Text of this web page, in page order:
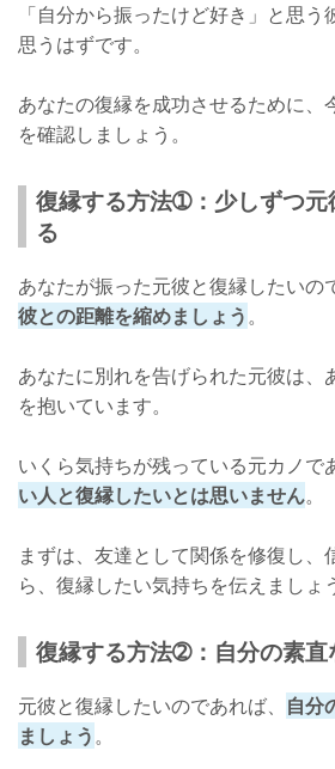
「自分から振ったけど好き」と思う
思うはずです。
あなたの復縁を成功させるために、
を確認しましょう。
復縁する方法➀：少しずつ
る
あなたが振った元彼と復縁したいの
彼との距離を縮めましょう。
あなたに別れを告げられた元彼は、
を抱いています。
いくら気持ちが残っている元カノで
い人と復縁したいとは思いません。
まずは、友達として関係を修復し、
ら、復縁したい気持ちを伝えましょ
復縁する方法➁：自分の素直
元彼と復縁したいのであれば、 自分
ましょう。